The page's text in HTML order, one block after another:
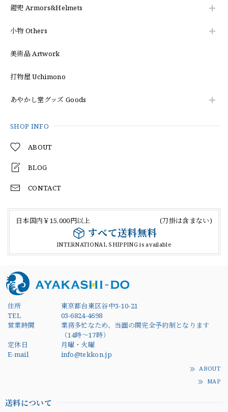
鎧兜 Armors&Helmets
小物 Others
美術品 Artwork
打物屋 Uchimono
あやかし堂グッズ Goods
SHOP INFO
ABOUT
BLOG
CONTACT
日本国内￥15,000円以上 (刀掛は含まない)
すべて送料無料
INTERNATIONAL SHIPPING is available
住所
東京都台東区谷中3-10-21
TEL
03-6824-4698
営業時間
業務多忙なため、当面の間完全予約制となります
（14時～17時）
定休日
月曜・火曜
E-mail
info@tekkon.jp
ABOUT
MAP
送料について